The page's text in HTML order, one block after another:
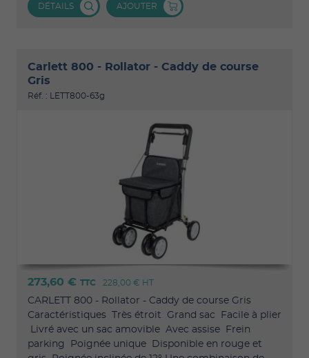
DÉTAILS AJOUTER
Carlett 800 - Rollator - Caddy de course
Gris
Réf. : LETT800-63g
273,60 € TTC 228,00 € HT
CARLETT 800 - Rollator - Caddy de course Gris
Caractéristiques Très étroit Grand sac Facile à plier
Livré avec un sac amovible Avec assise Frein
parking Poignée unique Disponible en rouge et